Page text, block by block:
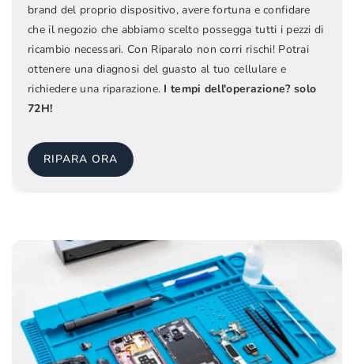
brand del proprio dispositivo, avere fortuna e confidare
che il negozio che abbiamo scelto possegga tutti i pezzi di
ricambio necessari. Con Riparalo non corri rischi! Potrai
ottenere una diagnosi del guasto al tuo cellulare e
richiedere una riparazione. I tempi dell'operazione? solo
72H!
RIPARA ORA